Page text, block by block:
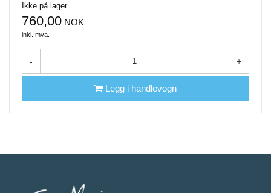
Ikke på lager
760,00 NOK
inkl. mva.
- +
Legg i handlevogn